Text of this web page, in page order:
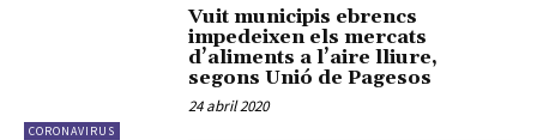
CORONAVIRUS
Vuit municipis ebrencs
impedeixen els mercats
d’aliments a l’aire lliure,
segons Unió de Pagesos
24 abril 2020